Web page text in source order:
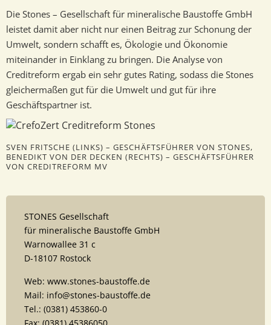
Die Stones – Gesellschaft für mineralische Baustoffe GmbH
leistet damit aber nicht nur einen Beitrag zur Schonung der
Umwelt, sondern schafft es, Ökologie und Ökonomie
miteinander in Einklang zu bringen. Die Analyse von
Creditreform ergab ein sehr gutes Rating, sodass die Stones
gleichermaßen gut für die Umwelt und gut für ihre
Geschäftspartner ist.
SVEN FRITSCHE (LINKS) – GESCHÄFTSFÜHRER VON STONES,
BENEDIKT VON DER DECKEN (RECHTS) – GESCHÄFTSFÜHRER
VON CREDITREFORM MV
STONES Gesellschaft
für mineralische Baustoffe GmbH
Warnowallee 31 c
D-18107 Rostock
Web: www.stones-baustoffe.de
Mail: info@stones-baustoffe.de
Tel.: (0381) 453860-0